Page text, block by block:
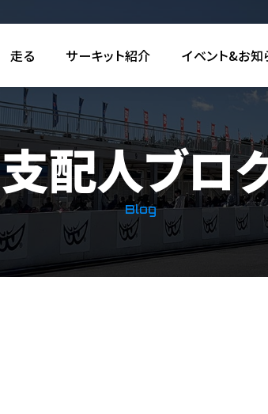
走る サーキット紹介 イベント&お知
支配人ブロ
Blog